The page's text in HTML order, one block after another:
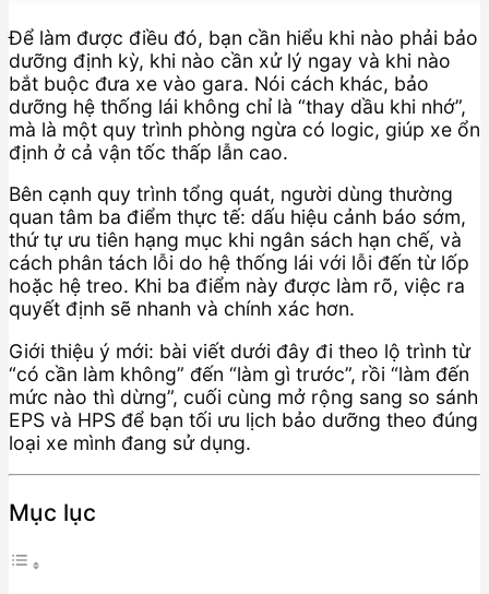
Để làm được điều đó, bạn cần hiểu khi nào phải bảo
dưỡng định kỳ, khi nào cần xử lý ngay và khi nào
bắt buộc đưa xe vào gara. Nói cách khác, bảo
dưỡng hệ thống lái không chỉ là “thay dầu khi nhớ”,
mà là một quy trình phòng ngừa có logic, giúp xe ổn
định ở cả vận tốc thấp lẫn cao.
Bên cạnh quy trình tổng quát, người dùng thường
quan tâm ba điểm thực tế: dấu hiệu cảnh báo sớm,
thứ tự ưu tiên hạng mục khi ngân sách hạn chế, và
cách phân tách lỗi do hệ thống lái với lỗi đến từ lốp
hoặc hệ treo. Khi ba điểm này được làm rõ, việc ra
quyết định sẽ nhanh và chính xác hơn.
Giới thiệu ý mới: bài viết dưới đây đi theo lộ trình từ
“có cần làm không” đến “làm gì trước”, rồi “làm đến
mức nào thì dừng”, cuối cùng mở rộng sang so sánh
EPS và HPS để bạn tối ưu lịch bảo dưỡng theo đúng
loại xe mình đang sử dụng.
Mục lục